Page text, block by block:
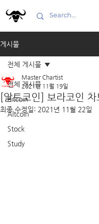
게시물
전체 게시물
Bitcoin
Altcoin
Stock
Study
전체 게시물
[알트코인] 보라코인 차
Master Chartist
2021년 11월 19일
최종 수정일: 2021년 11월 22일